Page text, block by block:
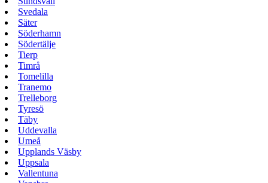
Svedala
Säter
Söderhamn
Södertälje
Tierp
Timrå
Tomelilla
Tranemo
Trelleborg
Tyresö
Täby
Uddevalla
Umeå
Upplands Väsby
Uppsala
Vallentuna